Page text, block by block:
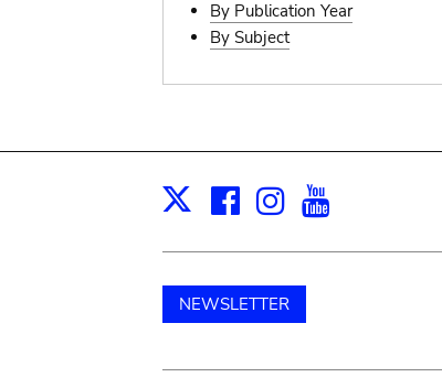
By Publication Year
By Subject
X Facebook
Instagram
NEWSLETTER